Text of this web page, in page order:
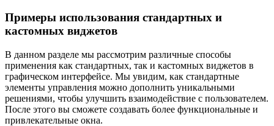
Примеры использования стандартных и
кастомных виджетов
В данном разделе мы рассмотрим различные способы
применения как стандартных, так и кастомных виджетов в
графическом интерфейсе. Мы увидим, как стандартные
элементы управления можно дополнить уникальными
решениями, чтобы улучшить взаимодействие с пользователем.
После этого вы сможете создавать более функциональные и
привлекательные окна.